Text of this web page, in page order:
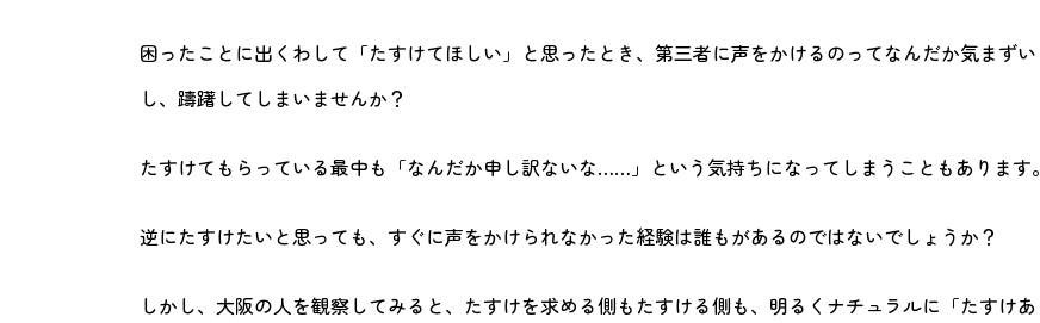
困ったことに出くわして「たすけてほしい」と思ったとき、第三者に声をかけるのってなんだか気まずい
し、躊躇してしまいませんか？
たすけてもらっている最中も「なんだか申し訳ないな……」という気持ちになってしまうこともあります。
逆にたすけたいと思っても、すぐに声をかけられなかった経験は誰もがあるのではないでしょうか？
しかし、大阪の人を観察してみると、たすけを求める側もたすける側も、明るくナチュラルに「たすけあ